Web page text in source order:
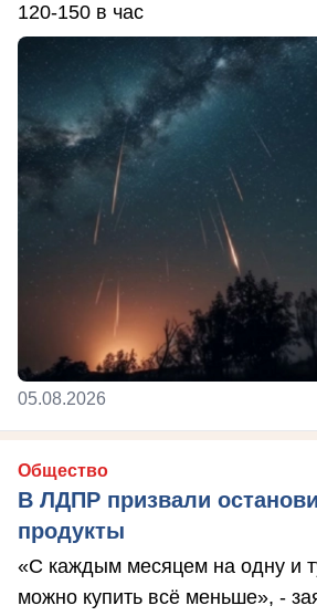
120-150 в час
05.08.2026
Общество
В ЛДПР призвали
продукты
«С каждым месяцем на одну и
можно купить всё меньше», -